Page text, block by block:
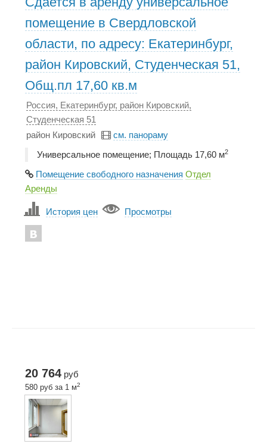
помещение в Свердловской
области, по адресу: Екатеринбург,
район Кировский, Студенческая 51,
Общ.пл 17,60 кв.м
Россия, Екатеринбург, район Кировский,
Студенческая 51
район Кировский
см. панораму
Универсальное помещение; Площадь 17,60 м2
Помещение свободного назначения Отдел
Аренды
История цен Просмотры
20 764 руб
580 руб за 1 м2